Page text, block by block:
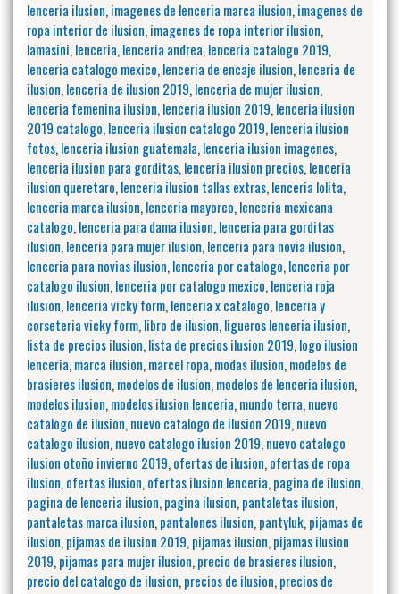
lenceria ilusion,imagenes de lenceria marca ilusion,imagenes de
ropa interior de ilusion,imagenes de ropa interior ilusion,
lamasini,lenceria,lenceria andrea,lenceria catalogo 2019,
lenceria catalogo mexico,lenceria de encaje ilusion,lenceria de
ilusion,lenceria de ilusion 2019,lenceria de mujer ilusion,
lenceria femenina ilusion,lenceria ilusion 2019,lenceria ilusion
2019 catalogo,lenceria ilusion catalogo 2019,lenceria ilusion
fotos,lenceria ilusion guatemala,lenceria ilusion imagenes,
lenceria ilusion para gorditas,lenceria ilusion precios,lenceria
ilusion queretaro,lenceria ilusion tallas extras,lenceria lolita,
lenceria marca ilusion,lenceria mayoreo,lenceria mexicana
catalogo,lenceria para dama ilusion,lenceria para gorditas
ilusion,lenceria para mujer ilusion,lenceria para novia ilusion,
lenceria para novias ilusion,lenceria por catalogo,lenceria por
catalogo ilusion,lenceria por catalogo mexico,lenceria roja
ilusion,lenceria vicky form,lenceria x catalogo,lenceria y
corseteria vicky form,libro de ilusion,ligueros lenceria ilusion,
lista de precios ilusion,lista de precios ilusion 2019,logo ilusion
lenceria,marca ilusion,marcel ropa,modas ilusion,modelos de
brasieres ilusion,modelos de ilusion,modelos de lenceria ilusion,
modelos ilusion,modelos ilusion lenceria,mundo terra,nuevo
catalogo de ilusion,nuevo catalogo de ilusion 2019,nuevo
catalogo ilusion,nuevo catalogo ilusion 2019,nuevo catalogo
ilusion otoño invierno 2019,ofertas de ilusion,ofertas de ropa
ilusion,ofertas ilusion,ofertas ilusion lenceria,pagina de ilusion,
pagina de lenceria ilusion,pagina ilusion,pantaletas ilusion,
pantaletas marca ilusion,pantalones ilusion,pantyluk,pijamas de
ilusion,pijamas de ilusion 2019,pijamas ilusion,pijamas ilusion
2019,pijamas para mujer ilusion,precio de brasieres ilusion,
precio del catalogo de ilusion,precios de ilusion,precios de